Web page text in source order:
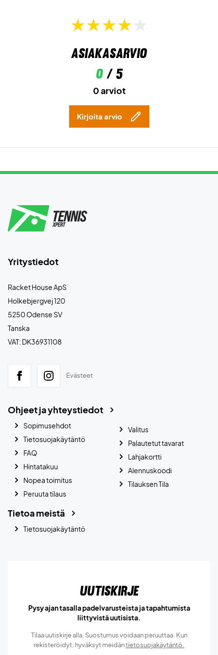
Asiakasarvio
0/ 5
0 arviot
Kirjoita arvio
Yritystiedot
Racket House ApS
Holkebjergvej 120
5250 Odense SV
Tanska
VAT: DK36931108
Evästeet
Ohjeet ja yhteystiedot
Sopimusehdot
Tietosuojakäytäntö
FAQ
Hintatakuu
Nopea toimitus
Peruuta tilaus
Valitus
Palautetut tavarat
Lahjakortti
Alennuskoodi
Tilauksen Tila
Tietoa meistä
Tietosuojakäytäntö
Uutiskirje
Pysy ajan tasalla padelvarusteista ja tapahtumista
liittyvistä uutisista.
Tilaa uutiskirje alla. Suostumus voidaan peruuttaa. Kun
rekisteröidyt, hyväksyt meidäntietosuojakäytäntö.